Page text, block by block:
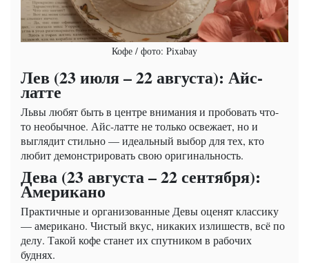
Кофе / фото: Pixabay
Лев (23 июля – 22 августа): Айс-
латте
Львы любят быть в центре внимания и пробовать что-
то необычное. Айс-латте не только освежает, но и
выглядит стильно — идеальный выбор для тех, кто
любит демонстрировать свою оригинальность.
Дева (23 августа – 22 сентября):
Американо
Практичные и организованные Девы оценят классику
— американо. Чистый вкус, никаких излишеств, всё по
делу. Такой кофе станет их спутником в рабочих
буднях.